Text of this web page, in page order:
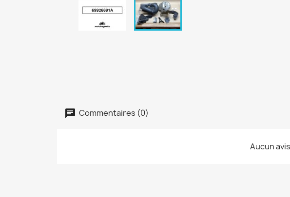
Commentaires (0)
Aucun